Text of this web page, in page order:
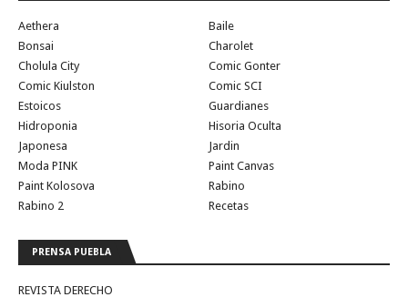
Aethera
Baile
Bonsai
Charolet
Cholula City
Comic Gonter
Comic Kiulston
Comic SCI
Estoicos
Guardianes
Hidroponia
Hisoria Oculta
Japonesa
Jardin
Moda PINK
Paint Canvas
Paint Kolosova
Rabino
Rabino 2
Recetas
PRENSA PUEBLA
REVISTA DERECHO